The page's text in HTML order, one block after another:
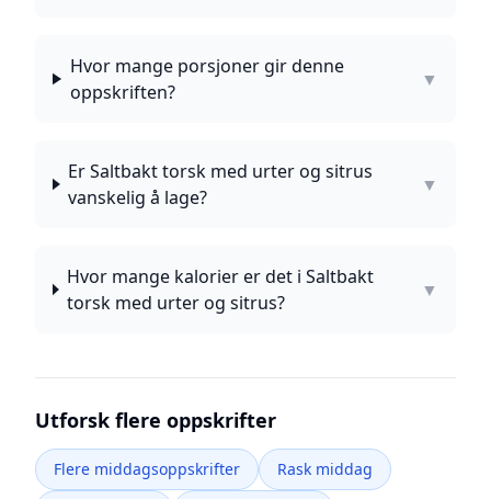
Hvor mange porsjoner gir denne
oppskriften?
▼
Er Saltbakt torsk med urter og sitrus
vanskelig å lage?
▼
Hvor mange kalorier er det i Saltbakt
torsk med urter og sitrus?
▼
Utforsk flere oppskrifter
Flere middagsoppskrifter
Rask middag